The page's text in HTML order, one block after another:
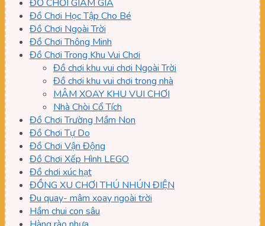
ĐỒ CHƠI GIẢM GIÁ
Đồ Chơi Học Tập Cho Bé
Đồ Chơi Ngoài Trời
Đồ Chơi Thông Minh
Đồ Chơi Trong Khu Vui Chơi
Đồ chơi khu vui chơi Ngoài Trời
Đồ chơi khu vui chơi trong nhà
MÂM XOAY KHU VUI CHƠI
Nhà Chòi Cổ Tích
Đồ Chơi Trường Mầm Non
Đồ Chơi Tự Do
Đồ Chơi Vận Động
Đồ Chơi Xếp Hình LEGO
Đồ chơi xúc hạt
ĐỒNG XU CHƠI THÚ NHÚN ĐIỆN
Đu quay- mâm xoay ngoài trời
Hầm chui con sâu